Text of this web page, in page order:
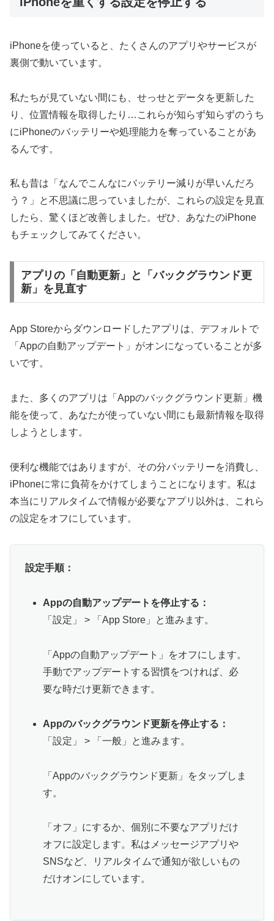
iPhoneを使っていると、たくさんのアプリやサービスが
裏側で動いています。
私たちが見ていない間にも、せっせとデータを更新した
り、位置情報を取得したり…これらが知らず知らずのうち
にiPhoneのバッテリーや処理能力を奪っていることがあ
るんです。
私も昔は「なんでこんなにバッテリー減りが早いんだろ
う？」と不思議に思っていましたが、これらの設定を見直
したら、驚くほど改善しました。ぜひ、あなたのiPhone
もチェックしてみてください。
アプリの「自動更新」と「バックグラウンド更
新」を見直す
App Storeからダウンロードしたアプリは、デフォルトで
「Appの自動アップデート」がオンになっていることが多
いです。
また、多くのアプリは「Appのバックグラウンド更新」機
能を使って、あなたが使っていない間にも最新情報を取得
しようとします。
便利な機能ではありますが、その分バッテリーを消費し、
iPhoneに常に負荷をかけてしまうことになります。私は
本当にリアルタイムで情報が必要なアプリ以外は、これら
の設定をオフにしています。
設定手順：
Appの自動アップデートを停止する：
「設定」 > 「App Store」と進みます。
「Appの自動アップデート」をオフにします。
手動でアップデートする習慣をつければ、必
要な時だけ更新できます。
Appのバックグラウンド更新を停止する：
「設定」 > 「一般」と進みます。
「Appのバックグラウンド更新」をタップしま
す。
「オフ」にするか、個別に不要なアプリだけ
オフに設定します。私はメッセージアプリや
SNSなど、リアルタイムで通知が欲しいもの
だけオンにしています。